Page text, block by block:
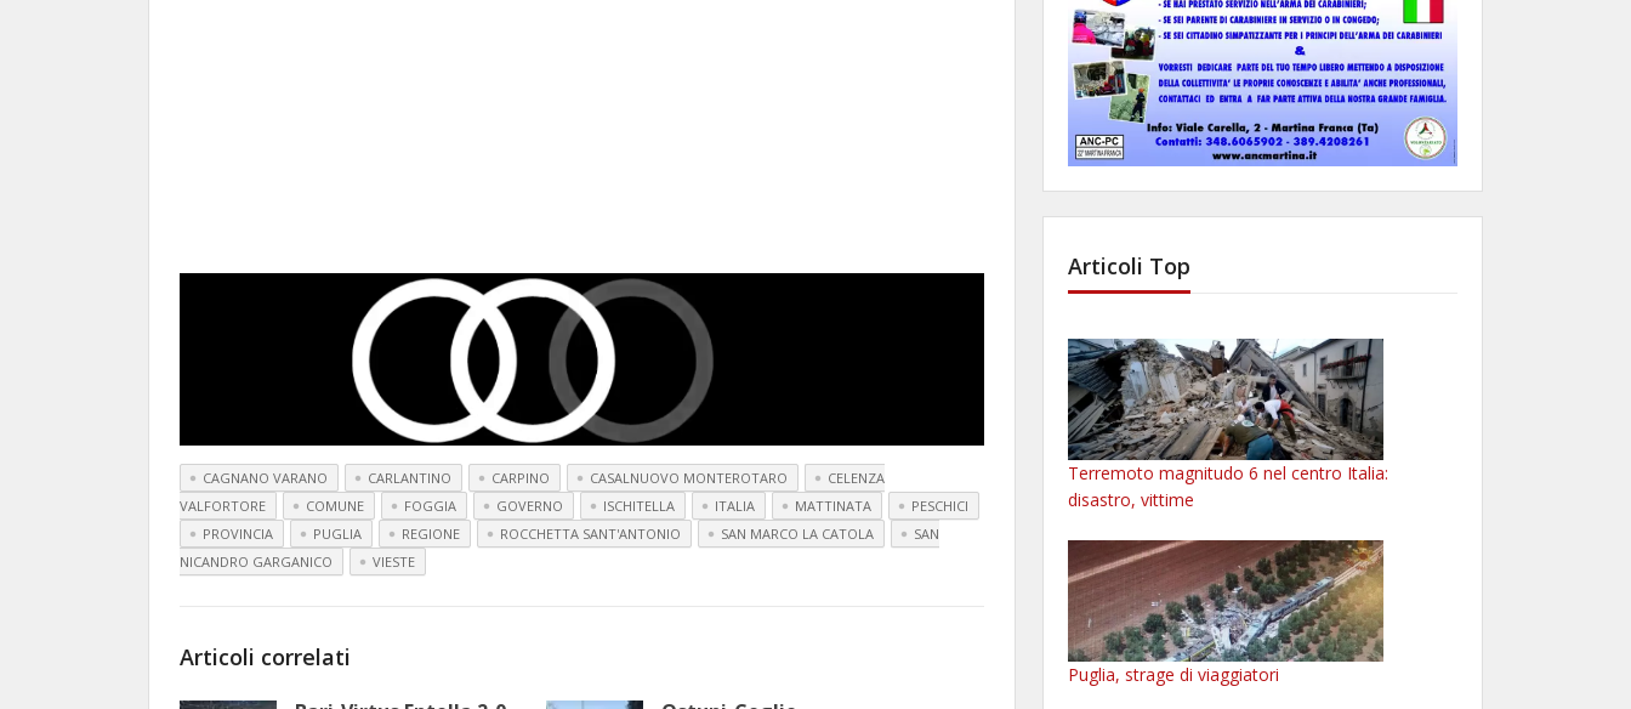
CAGNANO VARANO CARLANTINO CARPINO CASALNUOVO MONTEROTARO
CELENZA
VALFORTORE
COMUNE FOGGIA GOVERNO ISCHITELLA ITALIA MATTINATA
PESCHICI
PROVINCIA
PUGLIA REGIONE ROCCHETTA SANT'ANTONIO SAN MARCO LA CATOLA
SAN
NICANDRO GARGANICO
VIESTE
Articoli correlati
Articoli Top
Terremoto magnitudo 6 nel centro Italia:
disastro, vittime
Puglia, strage di viaggiatori